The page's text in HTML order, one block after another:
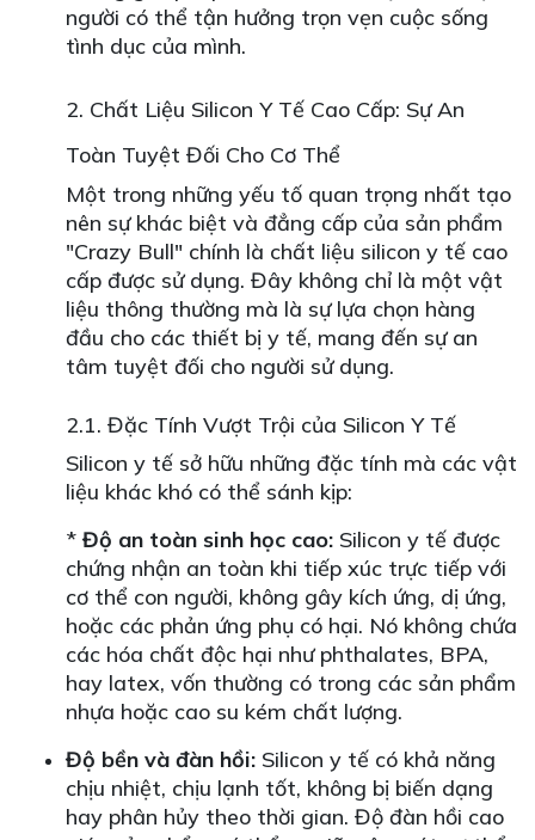
người có thể tận hưởng trọn vẹn cuộc sống
tình dục của mình.
2. Chất Liệu Silicon Y Tế Cao Cấp: Sự An
Toàn Tuyệt Đối Cho Cơ Thể
Một trong những yếu tố quan trọng nhất tạo
nên sự khác biệt và đẳng cấp của sản phẩm
"Crazy Bull" chính là chất liệu silicon y tế cao
cấp được sử dụng. Đây không chỉ là một vật
liệu thông thường mà là sự lựa chọn hàng
đầu cho các thiết bị y tế, mang đến sự an
tâm tuyệt đối cho người sử dụng.
2.1. Đặc Tính Vượt Trội của Silicon Y Tế
Silicon y tế sở hữu những đặc tính mà các vật
liệu khác khó có thể sánh kịp:
*Độ an toàn sinh học cao: Silicon y tế được
chứng nhận an toàn khi tiếp xúc trực tiếp với
cơ thể con người, không gây kích ứng, dị ứng,
hoặc các phản ứng phụ có hại. Nó không chứa
các hóa chất độc hại như phthalates, BPA,
hay latex, vốn thường có trong các sản phẩm
nhựa hoặc cao su kém chất lượng.
Độ bền và đàn hồi: Silicon y tế có khả năng
chịu nhiệt, chịu lạnh tốt, không bị biến dạng
hay phân hủy theo thời gian. Độ đàn hồi cao